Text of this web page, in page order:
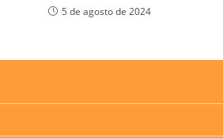
5 de agosto de 2024